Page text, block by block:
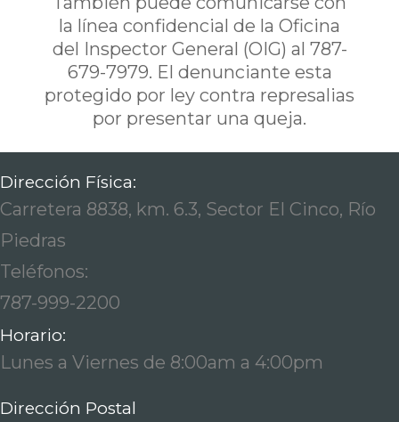
la línea confidencial de la Oficina
del Inspector General (OIG) al 787-
679-7979. El denunciante esta
protegido por ley contra represalias
por presentar una queja.
Dirección Física:
Carretera 8838, km. 6.3, Sector El Cinco, Río
Piedras
Teléfonos:
787-999-2200
Horario:
Lunes a Viernes de 8:00am a 4:00pm
Dirección Postal